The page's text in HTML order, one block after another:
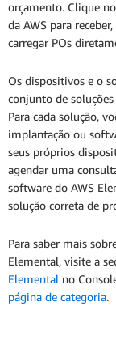
orçamento. Clique
da AWS para
carregar POs
Os dispositivos e o
conjunto de
Para cada solução,
implantação ou
seus próprios
agendar uma
software do AWS
solução correta de
Para saber mais
Elemental, visite a
Elemental no
página de categoria.